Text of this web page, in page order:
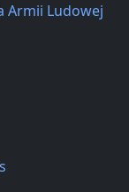
Armii Ludowej